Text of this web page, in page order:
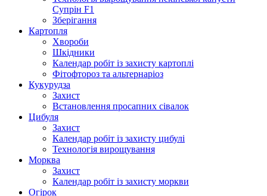
Супрін F1
Зберігання
Картопля
Хвороби
Шкідники
Календар робіт із захисту картоплі
Фітофтороз та альтернаріоз
Кукурудза
Захист
Встановлення просапних сівалок
Цибуля
Захист
Календар робіт із захисту цибулі
Технологія вирощування
Морква
Захист
Календар робіт із захисту моркви
Огірок